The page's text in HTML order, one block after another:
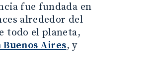
fue fundada en
alrededor del
todo el planeta,
Buenos Aires, y